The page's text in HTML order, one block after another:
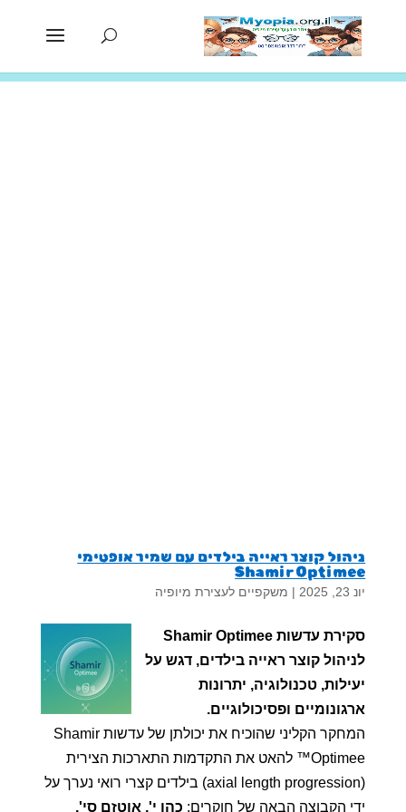
ניהול קוצר ראייה בילדים עם שמיר אופטימי
Shamir Optimee
יונ 23, 2025 | משקפיים לעצירת מיופיה
סקירת עדשות Shamir Optimee
לניהול קוצר ראייה בילדים, דגש על
יעילות, טכנולוגיה, יתרונות
ארגונומיים ופסיכולוגיים.
המחקר הקליני שהוכיח את יכולתן של עדשות Shamir
Optimee™ להאט את התקדמות התארכות הצירית
(axial length progression) בילדים קצרי רואי נערך על
ידי הקבוצה הבאה של חוקרים: כהן י', אוטזם סי',